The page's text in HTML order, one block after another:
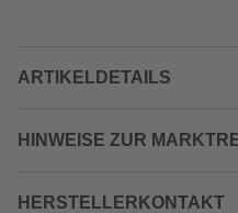
ARTIKELDETAILS
HINWEISE ZUR
HERSTELLERKONTAKT